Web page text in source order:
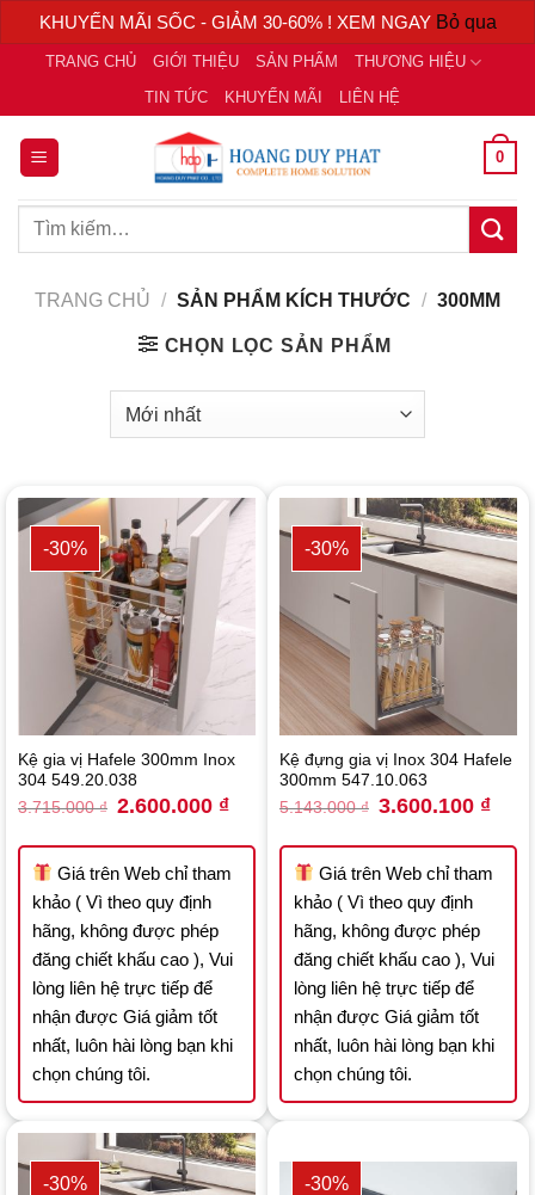
KHUYẾN MÃI SỐC - GIẢM 30-60% ! XEM NGAY Bỏ qua
Chuyển
nội
dung
TRANG CHỦ GIỚI THIỆU SẢN PHẨM
THƯƠNG HIỆU
TIN TỨC
KHUYẾN MÃI LIÊN HỆ
0
Tìm
TRANG CHỦ / SẢN PHẨM KÍCH THƯỚC / 300MM
CHỌN LỌC SẢN PHẨM
-30%
Kệ gia vị Hafele 300mm Inox
304 549.20.038
3.715.000₫ Original
price
3.715.000 ₫.
2.600.000 ₫Current
2.600.000 ₫.
Giá trên Web chỉ tham
khảo ( Vì theo quy định
hãng, không được phép
đăng chiết khấu cao ), Vui
lòng liên hệ trực tiếp để
nhận được Giá giảm tốt
nhất, luôn hài lòng bạn khi
chọn chúng tôi.
-30%
Kệ đựng gia vị Inox 304 Hafele
300mm 547.10.063
5.143.000₫ Original
price
5.143.000 ₫.
3.600.100 ₫
Giá trên Web chỉ tham
khảo ( Vì theo quy định
hãng, không được phép
đăng chiết khấu cao ), Vui
lòng liên hệ trực tiếp để
nhận được Giá giảm tốt
nhất, luôn hài lòng bạn khi
chọn chúng tôi.
-30% -30%